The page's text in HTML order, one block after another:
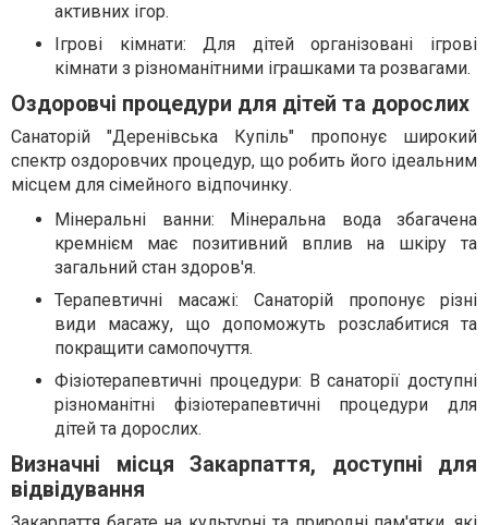
активних ігор.
Ігрові кімнати: Для дітей організовані ігрові
кімнати з різноманітними іграшками та розвагами.
Оздоровчі процедури для дітей та дорослих
Санаторій "Деренівська Купіль" пропонує широкий
спектр оздоровчих процедур, що робить його ідеальним
місцем для сімейного відпочинку.
Мінеральні ванни: Мінеральна вода збагачена
кремнієм має позитивний вплив на шкіру та
загальний стан здоров'я.
Терапевтичні масажі: Санаторій пропонує різні
види масажу, що допоможуть розслабитися та
покращити самопочуття.
Фізіотерапевтичні процедури: В санаторії доступні
різноманітні фізіотерапевтичні процедури для
дітей та дорослих.
Визначні місця Закарпаття, доступні для
відвідування